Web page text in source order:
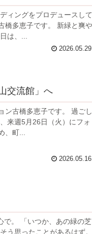
ィングをプロデュースして
す。 新緑と爽や
節、皆様いかがお過ごしでしょうか。 本日は、...
2026.05.29
交流館」へ
橋多恵子です。 過ごし
、町...
2026.05.16
の芝
う思ったことがあるはず。